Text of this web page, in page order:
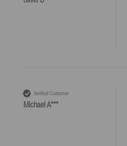
Verified Customer
Michael A***